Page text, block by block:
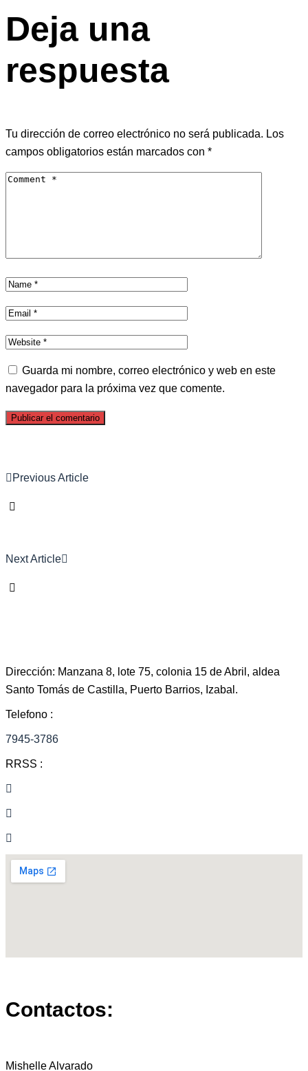
Deja una
respuesta
Tu dirección de correo electrónico no será publicada. Los
campos obligatorios están marcados con *
Guarda mi nombre, correo electrónico y web en este
navegador para la próxima vez que comente.
Previous Article
Next Article
Dirección: Manzana 8, lote 75, colonia 15 de Abril, aldea
Santo Tomás de Castilla, Puerto Barrios, Izabal.
Telefono :
7945-3786
RRSS :
Contactos:
Mishelle Alvarado